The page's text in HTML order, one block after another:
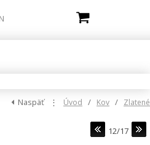
Naspäť ⋮ Úvod / Kov / Zlatené
12/17